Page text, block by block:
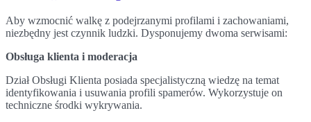
Aby wzmocnić walkę z podejrzanymi profilami i zachowaniami,
niezbędny jest czynnik ludzki. Dysponujemy dwoma serwisami:
Obsługa klienta i moderacja
Dział Obsługi Klienta posiada specjalistyczną wiedzę na temat
identyfikowania i usuwania profili spamerów. Wykorzystuje on
techniczne środki wykrywania.